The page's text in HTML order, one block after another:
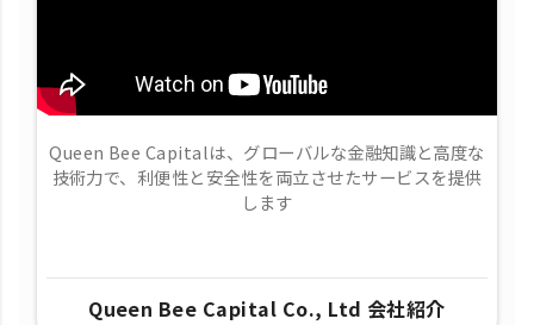
Queen Bee Capitalは、グローバルな金融知識と高度な
技術力で、​利便性と安全性を両立させたサービスを提供
します
Queen Bee Capital Co., Ltd 会社紹介